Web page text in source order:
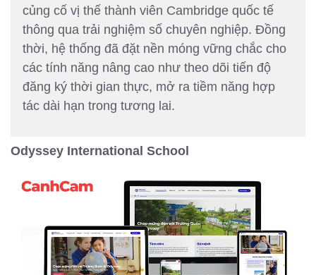
củng cố vị thế thành viên Cambridge quốc tế
thông qua trải nghiệm số chuyên nghiệp. Đồng
thời, hệ thống đã đặt nền móng vững chắc cho
các tính năng nâng cao như theo dõi tiến độ
đăng ký thời gian thực, mở ra tiềm năng hợp
tác dài hạn trong tương lai.
Odyssey International School